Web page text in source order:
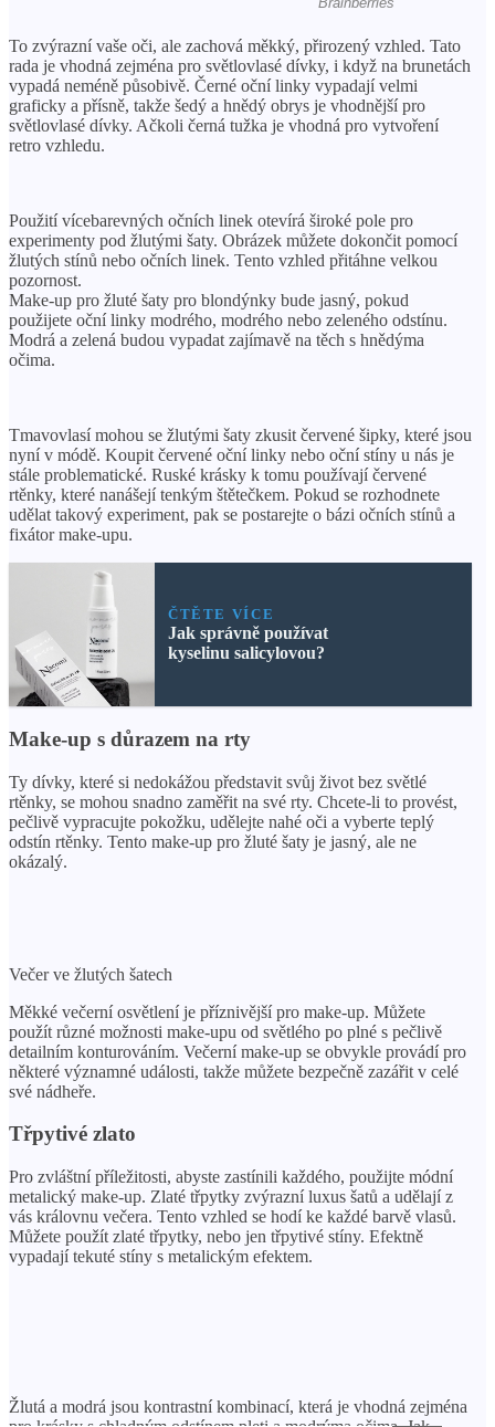
To zvýrazní vaše oči, ale zachová měkký, přirozený vzhled. Tato
rada je vhodná zejména pro světlovlasé dívky, i když na brunetách
vypadá neméně působivě. Černé oční linky vypadají velmi
graficky a přísně, takže šedý a hnědý obrys je vhodnější pro
světlovlasé dívky. Ačkoli černá tužka je vhodná pro vytvoření
retro vzhledu.
Použití vícebarevných očních linek otevírá široké pole pro
experimenty pod žlutými šaty. Obrázek můžete dokončit pomocí
žlutých stínů nebo očních linek. Tento vzhled přitáhne velkou
pozornost.
Make-up pro žluté šaty pro blondýnky bude jasný, pokud
použijete oční linky modrého, modrého nebo zeleného odstínu.
Modrá a zelená budou vypadat zajímavě na těch s hnědýma
očima.
Tmavovlasí mohou se žlutými šaty zkusit červené šipky, které jsou
nyní v módě. Koupit červené oční linky nebo oční stíny u nás je
stále problematické. Ruské krásky k tomu používají červené
rtěnky, které nanášejí tenkým štětečkem. Pokud se rozhodnete
udělat takový experiment, pak se postarejte o bázi očních stínů a
fixátor make-upu.
ČTĚTE VÍCE
Jak správně používat
kyselinu salicylovou?
Make-up s důrazem na rty
Ty dívky, které si nedokážou představit svůj život bez světlé
rtěnky, se mohou snadno zaměřit na své rty. Chcete-li to provést,
pečlivě vypracujte pokožku, udělejte nahé oči a vyberte teplý
odstín rtěnky. Tento make-up pro žluté šaty je jasný, ale ne
okázalý.
Večer ve žlutých šatech
Měkké večerní osvětlení je příznivější pro make-up. Můžete
použít různé možnosti make-upu od světlého po plné s pečlivě
detailním konturováním. Večerní make-up se obvykle provádí pro
některé významné události, takže můžete bezpečně zazářit v celé
své nádheře.
Třpytivé zlato
Pro zvláštní příležitosti, abyste zastínili každého, použijte módní
metalický make-up. Zlaté třpytky zvýrazní luxus šatů a udělají z
vás královnu večera. Tento vzhled se hodí ke každé barvě vlasů.
Můžete použít zlaté třpytky, nebo jen třpytivé stíny. Efektně
vypadají tekuté stíny s metalickým efektem.
Žlutá a modrá jsou kontrastní kombinací, která je vhodná zejména